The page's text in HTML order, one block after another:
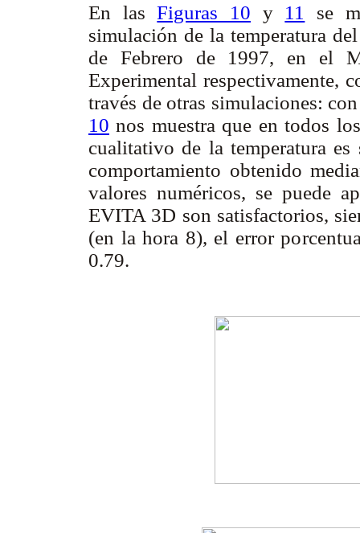
En lasFiguras 10 y 11
se
simulación de la temperatura
de Febrero de 1997, en el
Experimental respectivamente,
través de otras simulaciones:
10 nos muestra que en todos
cualitativo de la temperatura
comportamiento obtenido
valores numéricos, se puede
EVITA 3D son satisfactorios,
(en la hora 8), el error
0.79.